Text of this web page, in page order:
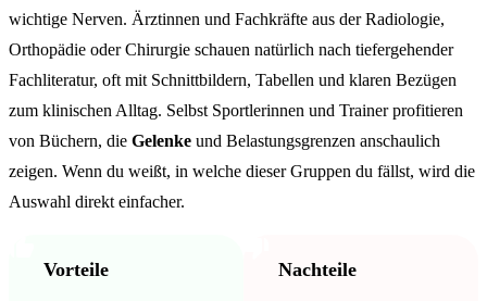
wichtige Nerven. Ärztinnen und Fachkräfte aus der Radiologie,
Orthopädie oder Chirurgie schauen natürlich nach tiefergehender
Fachliteratur, oft mit Schnittbildern, Tabellen und klaren Bezügen
zum klinischen Alltag. Selbst Sportlerinnen und Trainer profitieren
von Büchern, die Gelenke und Belastungsgrenzen anschaulich
zeigen. Wenn du weißt, in welche dieser Gruppen du fällst, wird die
Auswahl direkt einfacher.
Vorteile Nachteile